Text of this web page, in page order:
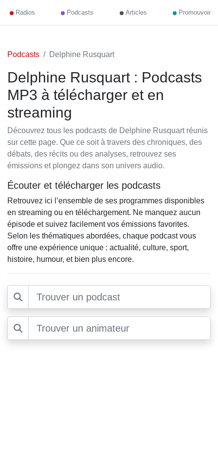
Radios Podcasts Articles Promouvoir
Podcasts Delphine Rusquart
Delphine Rusquart : Podcasts
MP3 à télécharger et en
streaming
Découvrez tous les podcasts de Delphine Rusquart réunis
sur cette page. Que ce soit à travers des chroniques, des
débats, des récits ou des analyses, retrouvez ses
émissions et plongez dans son univers audio.
Écouter et télécharger les podcasts
Retrouvez ici l’ensemble de ses programmes disponibles
en streaming ou en téléchargement. Ne manquez aucun
épisode et suivez facilement vos émissions favorites.
Selon les thématiques abordées, chaque podcast vous
offre une expérience unique : actualité, culture, sport,
histoire, humour, et bien plus encore.